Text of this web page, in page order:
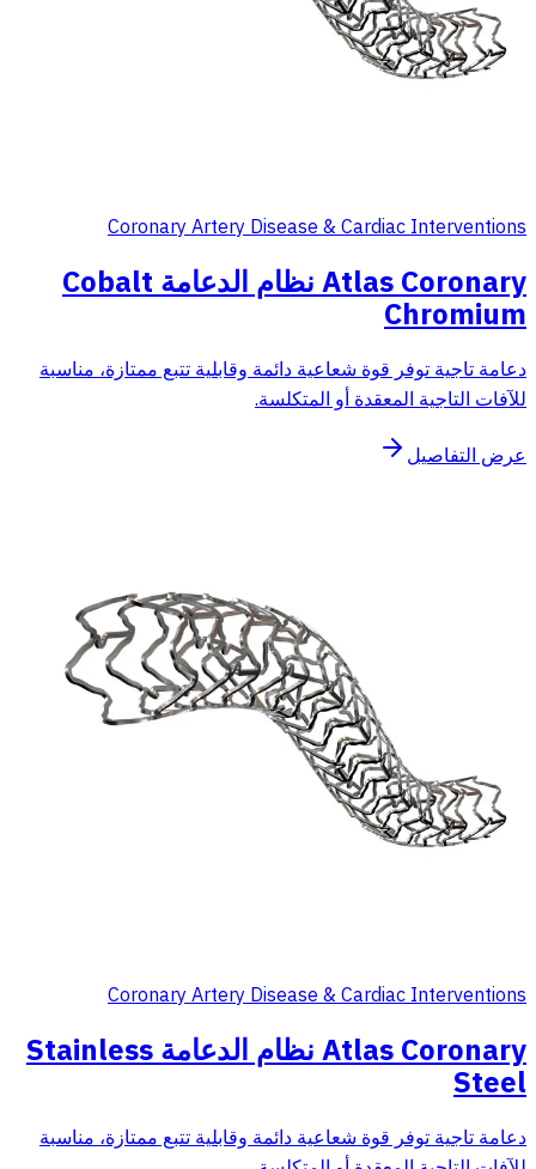
Coronary Artery Disease & Cardiac Interventions
Atlas Coronary نظام الدعامة Cobalt
Chromium
دعامة تاجية توفر قوة شعاعية دائمة وقابلية تتبع ممتازة، مناسبة
للآفات التاجية المعقدة أو المتكلسة.
عرض التفاصيل
Coronary Artery Disease & Cardiac Interventions
Atlas Coronary نظام الدعامة Stainless
Steel
دعامة تاجية توفر قوة شعاعية دائمة وقابلية تتبع ممتازة، مناسبة